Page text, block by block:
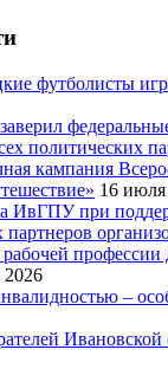
футболисты
политических
кампания
16
ИвГПУ при
профессии
–
Ивановской